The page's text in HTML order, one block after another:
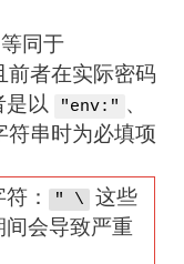
等同于
前者在实际密码
是以 "env:" 、
符串时为必填项
： " \
这些
会导致严重